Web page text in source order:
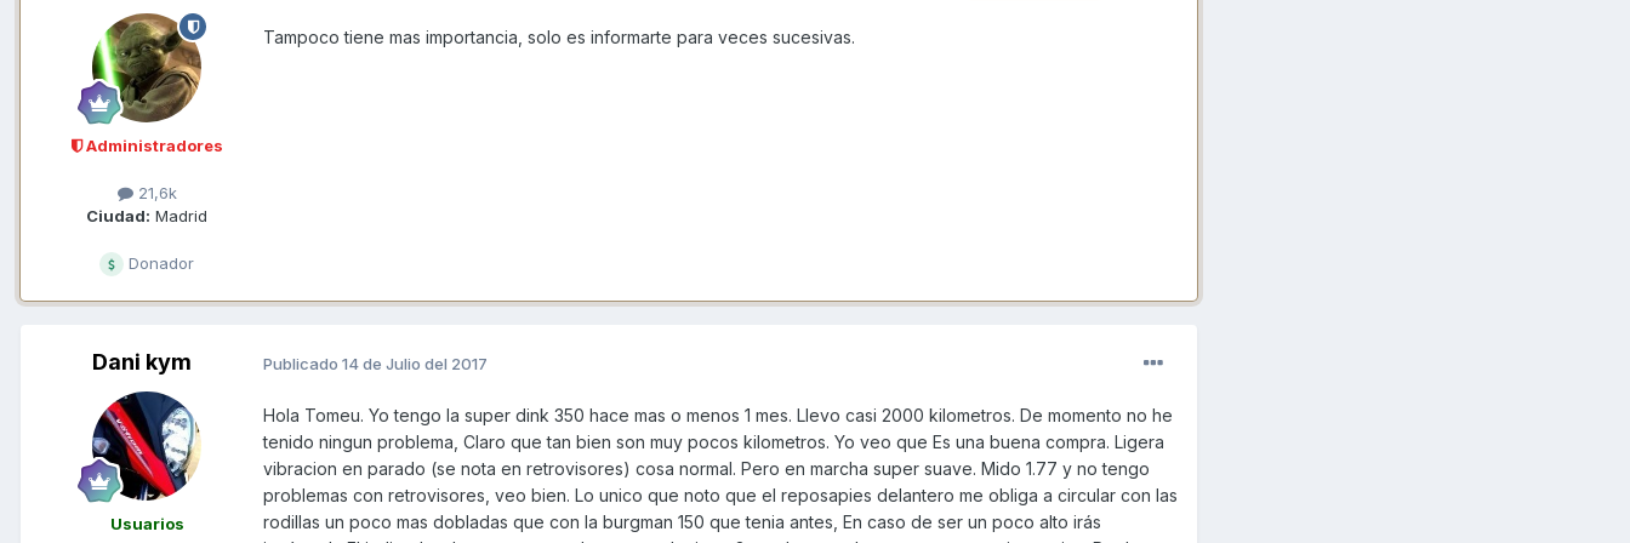
Administradores
21,6k
Ciudad: Madrid
Donador
Tampoco tiene mas importancia, solo es informarte para veces sucesivas.
Dani kym
Usuarios
Publicado 14 de Julio del 2017
Hola Tomeu. Yo tengo la super dink 350 hace mas o menos 1 mes. Llevo casi 2000 kilometros. De momento no he
tenido ningun problema, Claro que tan bien son muy pocos kilometros. Yo veo que Es una buena compra. Ligera
vibracion en parado (se nota en retrovisores) cosa normal. Pero en marcha super suave. Mido 1.77 y no tengo
problemas con retrovisores, veo bien. Lo unico que noto que el reposapies delantero me obliga a circular con las
rodillas un poco mas dobladas que con la burgman 150 que tenia antes, En caso de ser un poco alto irás